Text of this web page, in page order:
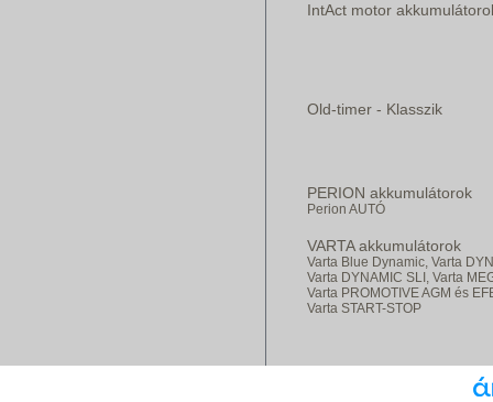
IntAct motor
Old-timer - Klasszik
PERION akkumulátorok
Perion AUTÓ
VARTA akkumulátorok
Varta Blue Dynamic, Varta
Varta DYNAMIC SLI, Varta
Varta PROMOTIVE AGM és
Varta START-STOP